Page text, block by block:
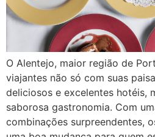
O Alentejo, maior região de
viajantes não só com suas
deliciosos e excelentes hotéis,
saborosa gastronomia. Com
combinações surpreendentes,